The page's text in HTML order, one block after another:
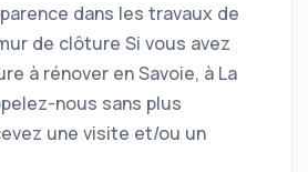
dans les travaux de
de clôture Si vous avez
à rénover en Savoie, à La
nous sans plus
une visite et/ou un